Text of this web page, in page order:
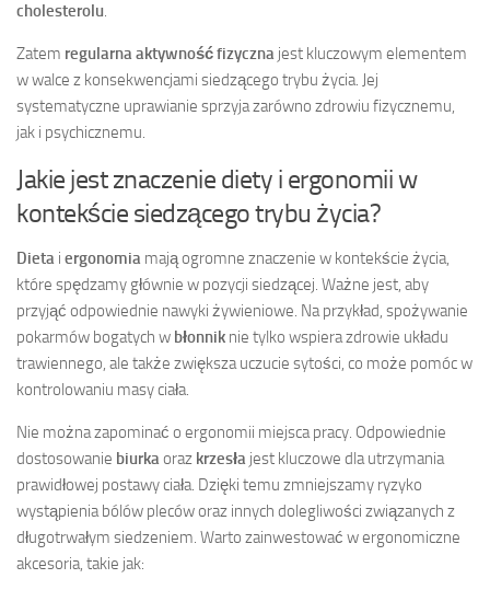
cholesterolu.
Zatem regularna aktywność fizyczna jest kluczowym elementem
w walce z konsekwencjami siedzącego trybu życia. Jej
systematyczne uprawianie sprzyja zarówno zdrowiu fizycznemu,
jak i psychicznemu.
Jakie jest znaczenie diety i ergonomii w
kontekście siedzącego trybu życia?
Dieta i ergonomia mają ogromne znaczenie w kontekście życia,
które spędzamy głównie w pozycji siedzącej. Ważne jest, aby
przyjąć odpowiednie nawyki żywieniowe. Na przykład, spożywanie
pokarmów bogatych w błonnik nie tylko wspiera zdrowie układu
trawiennego, ale także zwiększa uczucie sytości, co może pomóc w
kontrolowaniu masy ciała.
Nie można zapominać o ergonomii miejsca pracy. Odpowiednie
dostosowanie biurkaoraz krzesła jest kluczowe dla utrzymania
prawidłowej postawy ciała. Dzięki temu zmniejszamy ryzyko
wystąpienia bólów pleców oraz innych dolegliwości związanych z
długotrwałym siedzeniem. Warto zainwestować w ergonomiczne
akcesoria, takie jak: